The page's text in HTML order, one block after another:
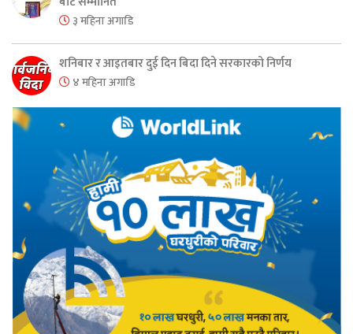
३ महिना अगाडि
शनिबार र आइतबार दुई दिन बिदा दिने सरकारको निर्णय
४ महिना अगाडि